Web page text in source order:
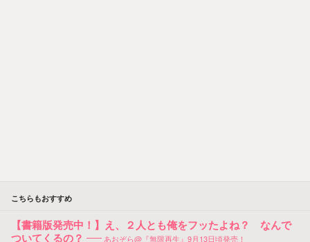
こちらもおすすめ
【書籍版発売中！】え、２人とも俺をフッたよね？ なんで
ついてくるの？
あおぞら@『無限再生』9月13日頃発売！